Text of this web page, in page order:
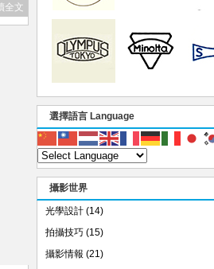
全文
選擇語言 Language
攝影世界
光學設計 (14)
拍攝技巧 (15)
攝影情報 (21)